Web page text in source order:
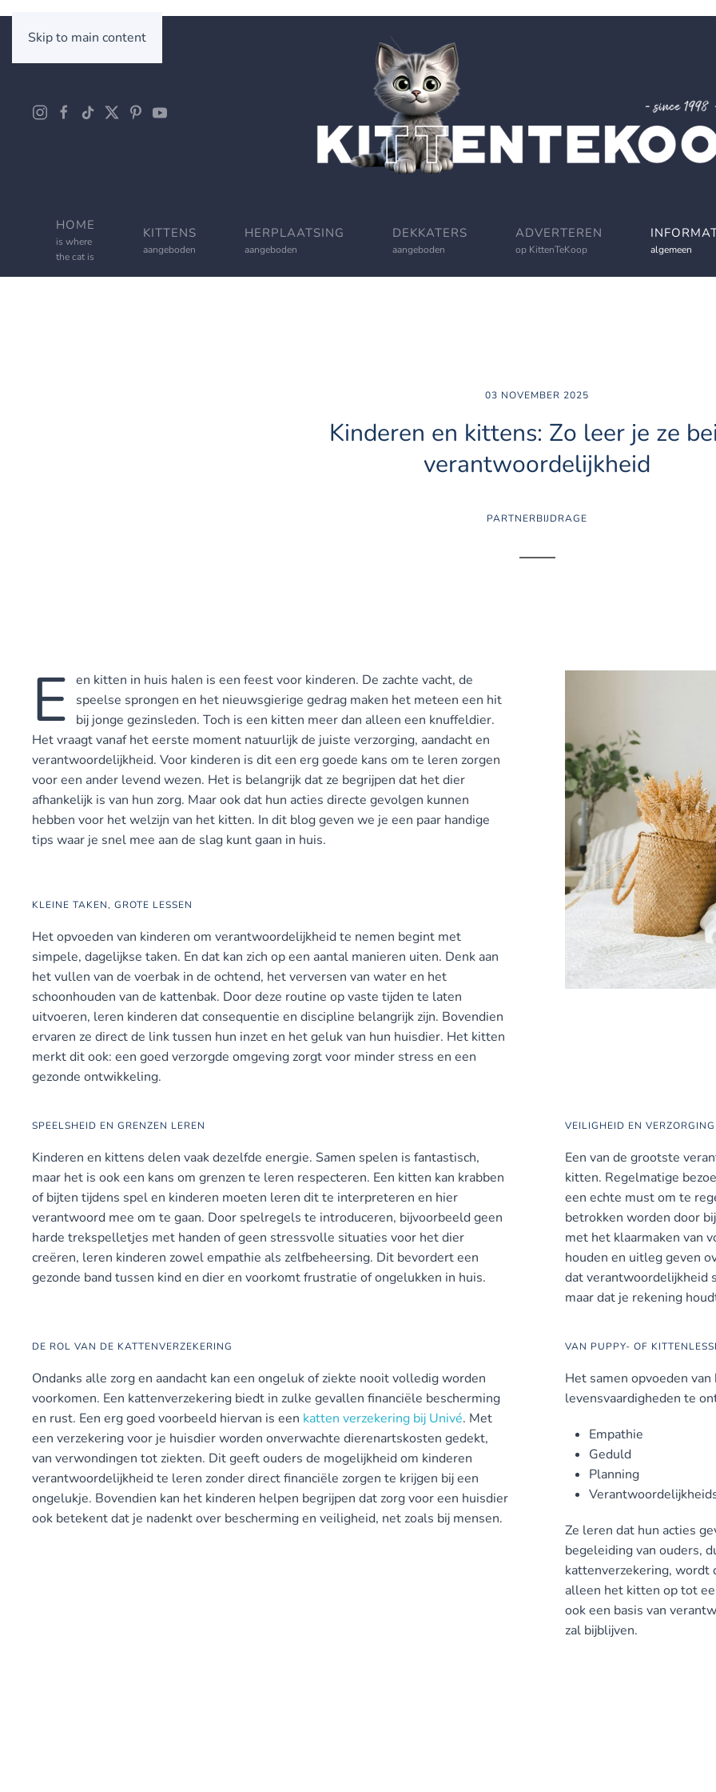
Skip to main content
HOME
is where
the cat is
KITTENS
aangeboden
HERPLAATSING
aangeboden
DEKKATERS
aangeboden
ADVERTEREN
op KittenTeKoop algemeen
03 NOVEMBER 2025
Kinderen en kittens: Zo leer je ze
verantwoordelijkheid
PARTNERBIJDRAGE
E en kitten in huis halen is een feest voor kinderen. De zachte vacht, de
speelse sprongen en het nieuwsgierige gedrag maken het meteen een hit
bij jonge gezinsleden. Toch is een kitten meer dan alleen een knuffeldier.
Het vraagt vanaf het eerste moment natuurlijk de juiste verzorging, aandacht en
verantwoordelijkheid. Voor kinderen is dit een erg goede kans om te leren zorgen
voor een ander levend wezen. Het is belangrijk dat ze begrijpen dat het dier
afhankelijk is van hun zorg. Maar ook dat hun acties directe gevolgen kunnen
hebben voor het welzijn van het kitten. In dit blog geven we je een paar handige
tips waar je snel mee aan de slag kunt gaan in huis.
KLEINE TAKEN, GROTE LESSEN
Het opvoeden van kinderen om verantwoordelijkheid te nemen begint met
simpele, dagelijkse taken. En dat kan zich op een aantal manieren uiten. Denk aan
het vullen van de voerbak in de ochtend, het verversen van water en het
schoonhouden van de kattenbak. Door deze routine op vaste tijden te laten
uitvoeren, leren kinderen dat consequentie en discipline belangrijk zijn. Bovendien
ervaren ze direct de link tussen hun inzet en het geluk van hun huisdier. Het kitten
merkt dit ook: een goed verzorgde omgeving zorgt voor minder stress en een
gezonde ontwikkeling.
SPEELSHEID EN GRENZEN LEREN
Kinderen en kittens delen vaak dezelfde energie. Samen spelen is fantastisch,
maar het is ook een kans om grenzen te leren respecteren. Een kitten kan krabben
of bijten tijdens spel en kinderen moeten leren dit te interpreteren en hier
verantwoord mee om te gaan. Door spelregels te introduceren, bijvoorbeeld geen
harde trekspelletjes met handen of geen stressvolle situaties voor het dier
creëren, leren kinderen zowel empathie als zelfbeheersing. Dit bevordert een
gezonde band tussen kind en dier en voorkomt frustratie of ongelukken in huis.
VEILIGHEID EN VERZORGING
Een van de grootste
kitten. Regelmatige
een echte must om te
betrokken worden door
met het klaarmaken van
houden en uitleg geven
dat verantwoordelijkheid
maar dat je rekening
DE ROL VAN DE KATTENVERZEKERING
Ondanks alle zorg en aandacht kan een ongeluk of ziekte nooit volledig worden
voorkomen. Een kattenverzekering biedt in zulke gevallen financiële bescherming
en rust. Een erg goed voorbeeld hiervan is een katten verzekering bij Univé. Met
een verzekering voor je huisdier worden onverwachte dierenartskosten gedekt,
van verwondingen tot ziekten. Dit geeft ouders de mogelijkheid om kinderen
verantwoordelijkheid te leren zonder direct financiële zorgen te krijgen bij een
ongelukje. Bovendien kan het kinderen helpen begrijpen dat zorg voor een huisdier
ook betekent dat je nadenkt over bescherming en veiligheid, net zoals bij mensen.
VAN PUPPY- OF
Het samen opvoeden
levensvaardigheden te
Empathie
Geduld
Planning
Ze leren dat hun acties
begeleiding van ouders,
kattenverzekering, wordt
alleen het kitten op tot
ook een basis van
zal bijblijven.